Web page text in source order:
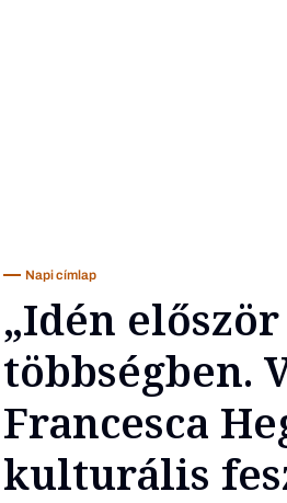
Napi címlap
„Idén
többségben.
Francesca
kulturális